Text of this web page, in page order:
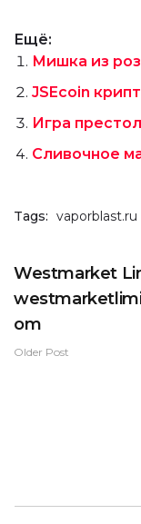
Ещё:
Мишка из
JSEcoin
Игра
Сливочное
Tags: vaporblast.ru
Westmarket
om
Older Post